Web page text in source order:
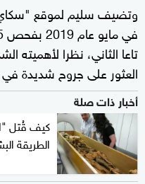
وتضيف سليم لموقع "سكاي
تاعا الثاني، نظرا لأهميته
العثور على جروح شديدة
أخبار ذات صلة
كيف قُتل
الطريقة